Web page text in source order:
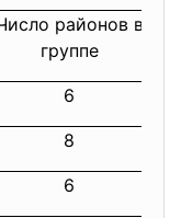
районов в
группе
6
8
6